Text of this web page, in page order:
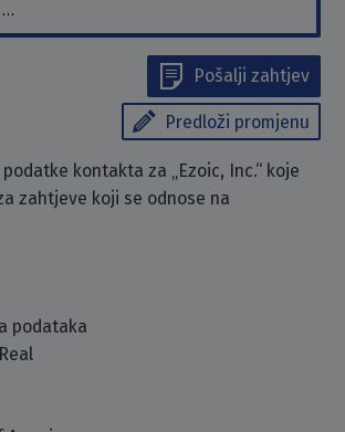
Pošalji zahtjev
Predloži promjenu
kontakta za „Ezoic, Inc.“ koje
zahtjeve koji se odnose na
podataka